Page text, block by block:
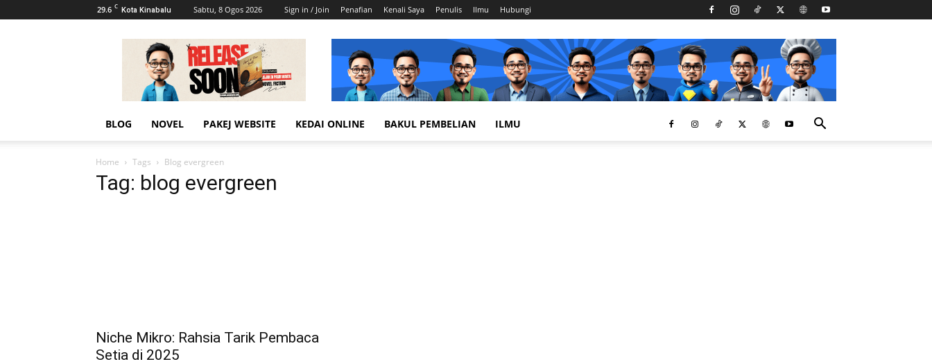
29.6 C Kota Kinabalu Sabtu, 8 Ogos 2026 Sign in / Join Penafian Kenali Saya Penulis Ilmu Hubungi
AhmadiKatu
BLOG NOVEL PAKEJ WEBSITE KEDAI ONLINE BAKUL PEMBELIAN ILMU
Home Tags Blog evergreen
Tag: blog evergreen
Niche Mikro: Rahsia Tarik Pembaca
Setia di 2025